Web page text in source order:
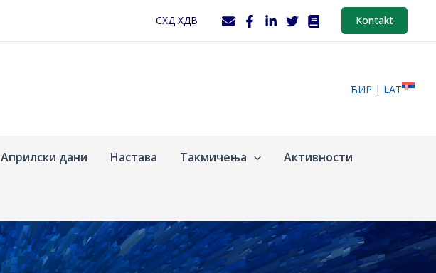
СХД ХДВ Kontakt
ЋИР | LAT
Априлски дани Настава Такмичења Активности